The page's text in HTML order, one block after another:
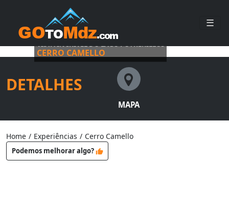
☰
VISTA INCRÍVEL DO LAGO POTRERILLOS
CERRO CAMELLO
DETALHES
MAPA
Home / Experiências / Cerro Camello
Podemos melhorar algo?